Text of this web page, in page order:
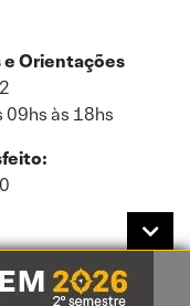
e Orientações
09hs às 18hs
com a nossaPolítica de
.